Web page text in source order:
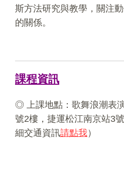
斯方法研究與教學，關注
的關係。
課程資訊
◎ 上課地點：歌舞浪潮表
號2樓，捷運松江南京站3
細交通資訊請點我）